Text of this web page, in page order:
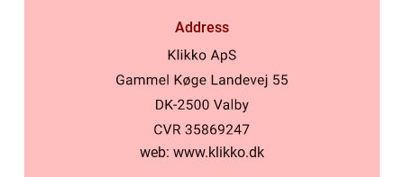
Address
web: www.klikko.dk